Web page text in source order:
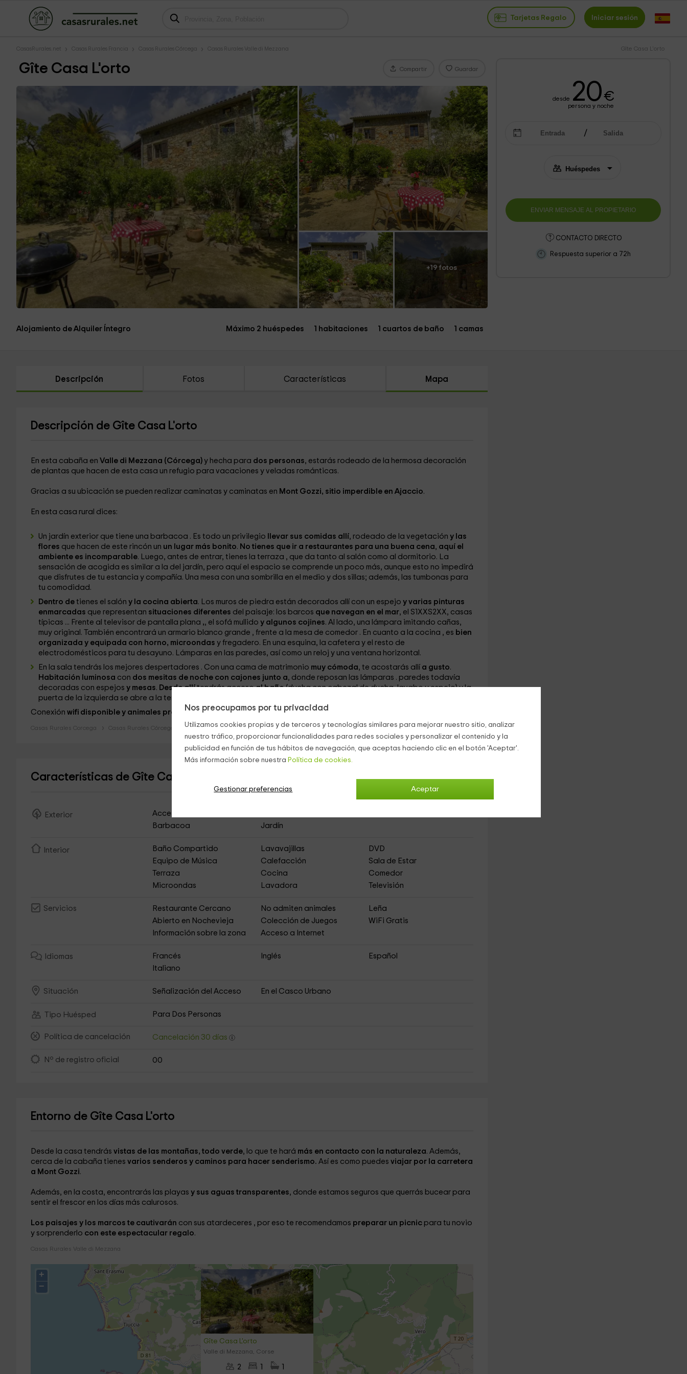
Nos preocupamos por tu privacidad
Utilizamos cookies propias y de terceros y tecnologías similares para mejorar nuestro sitio, analizar
nuestro tráfico, proporcionar funcionalidades para redes sociales y personalizar el contenido y la
publicidad en función de tus hábitos de navegación, que aceptas haciendo clic en el botón 'Aceptar'.
Más información sobre nuestra Política de cookies.
Aceptar
Gestionar preferencias
Tarjetas Regalo Iniciar sesión
CasasRurales.net Casas Rurales Francia Casas Rurales Córcega Casas Rurales Valle di Mezzana Gîte Casa L'orto
Gîte Casa L'orto Compartir Guardar
+19 fotos
desde 20€
persona y noche
CONTACTO DIRECTO
Respuesta superior a 72h
Alojamiento de Alquiler Íntegro Máximo 2 huéspedes 1 habitaciones 1 cuartos de baño 1 camas
Descripción Fotos Características Mapa
Descripción de Gîte Casa L'orto
En esta cabaña en Valle di Mezzana (Córcega) y hecha para dos personas, estarás rodeado de la hermosa decoración
de plantas que hacen de esta casa un refugio para vacaciones y veladas románticas.
Gracias a su ubicación se pueden realizar caminatas y caminatas en Mont Gozzi, sitio imperdible en Ajaccio.
En esta casa rural dices:
Un jardín exterior que tiene una barbacoa . Es todo un privilegio llevar sus comidas allí, rodeado de la vegetación y las
flores que hacen de este rincón un un lugar más bonito. No tienes que ir a restaurantes para una buena cena, aquí el
ambiente es incomparable. Luego, antes de entrar, tienes la terraza , que da tanto al salón como al dormitorio. La
sensación de acogida es similar a la del jardín, pero aquí el espacio se comprende un poco más, aunque esto no impedirá
que disfrutes de tu estancia y compañía. Una mesa con una sombrilla en el medio y dos sillas; además, las tumbonas para
tu comodidad.
Dentro de tienes el salón y la cocina abierta. Los muros de piedra están decorados allí con un espejo y varias pinturas
enmarcadas que representan situaciones diferentes del paisaje: los barcos que navegan en el mar, el S1XXS2XX, casas
típicas ... Frente al televisor de pantalla plana ,, el sofá mullido y algunos cojines. Al lado, una lámpara imitando cañas,
muy original. También encontrará un armario blanco grande , frente a la mesa de comedor . En cuanto a la cocina , es bien
organizada y equipada con horno, microondas y fregadero. En una esquina, la cafetera y el resto de
electrodomésticos para tu desayuno. Lámparas en las paredes, así como un reloj y una ventana horizontal.
En la sala tendrás los mejores despertadores . Con una cama de matrimonio muy cómoda, te acostarás allí a gusto.
Habitación luminosa con dos mesitas de noche con cajones junto a, donde reposan las lámparas . paredes todavía
decoradas con espejos y mesas. Desde allítendrás accesoal baño(ducha con cabezal de ducha, lavabo y espejo) y la
puerta de la izquierda se abre a la terraza.
Conexión wifi disponible y animales prohibidos
Casas Rurales Corcega Casas Rurales Córcega
Características de Gîte Casa L'orto (Casa Rural de Alquiler Íntegro)
Exterior Acceso Asfaltado
Barbacoa
Jardín
Interior Baño Compartido Lavavajillas
DVD
Equipo de Música
Calefacción
Sala de Estar
Terraza
Cocina
Comedor
Microondas
Lavadora Televisión
Servicios Restaurante Cercano No admiten animales
Leña
Abierto en Nochevieja
Colección de Juegos
WiFi Gratis
Información sobre la zona
Acceso a Internet
Idiomas Francés Inglés
Español
Italiano
Situación Señalización del Acceso En el Casco Urbano
Tipo Huésped Para Dos Personas
Política de cancelación Cancelación 30 días
Nº de registro oficial 00
Entorno de Gîte Casa L'orto
Desde la casa tendrás vistas de las montañas, todo verde, lo que te hará más en contacto con la naturaleza. Además,
cerca de la cabaña tienes varios senderos y caminos para hacer senderismo. Así es como puedes viajar por la carretera
a Mont Gozzi.
Además, en la costa, encontrarás las playas y sus aguas transparentes, donde estamos seguros que querrás bucear para
sentir el frescor en los días más calurosos.
Los paisajes y los marcos te cautivarán con sus atardeceres , por eso te recomendamos preparar un picnic para tu novio
y sorprenderlo con este espectacular regalo.
Casas Rurales Valle di Mezzana
Gîte Casa L'orto
Valle di Mezzana, Corse
2
+
−